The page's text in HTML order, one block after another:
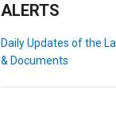
ALERTS
Daily Updates of the
& Documents